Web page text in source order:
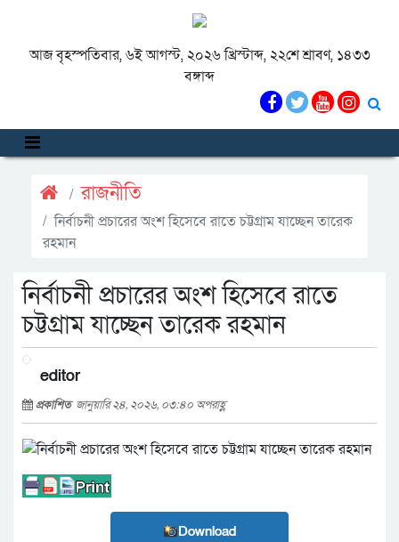
আজ বৃহস্পতিবার, ৬ই আগস্ট, ২০২৬ খ্রিস্টাব্দ, ২২শে শ্রাবণ, ১৪৩৩
বঙ্গাব্দ
রাজনীতি
নির্বাচনী প্রচারের অংশ হিসেবে রাতে চট্টগ্রাম যাচ্ছেন তারেক
রহমান
নির্বাচনী প্রচারের অংশ হিসেবে রাতে
চট্টগ্রাম যাচ্ছেন তারেক রহমান
editor
প্রকাশিত জানুয়ারি ২৪, ২০২৬, ০৩:৪০ অপরাহ্ণ
Download